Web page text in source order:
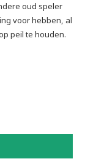
oud speler
voor hebben, al
peil te houden.